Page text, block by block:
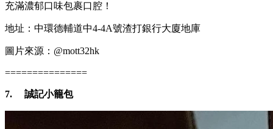
充滿濃郁口味包裹口腔！
地址：中環德輔道中4-4A號渣打銀行大廈地庫
圖片來源：@mott32hk
===============
7. 誠記小籠包